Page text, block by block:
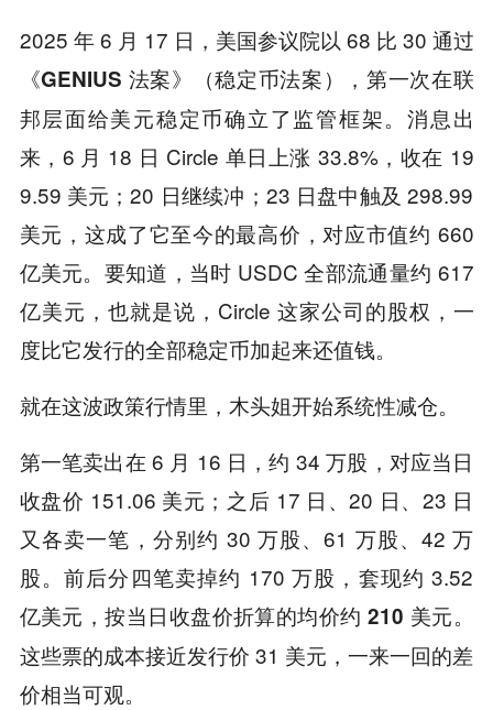
2025 年 6 月 17 日，美国参议院以 68 比 30 通过
《GENIUS 法案》
（稳定币法案），第一次在联
邦层面给美元稳定币确立了监管框架。消息出
来，6 月 18 日 Circle 单日上涨 33.8%，收在 19
9.59 美元；20 日继续冲；23 日盘中触及 298.99
美元，这成了它至今的最高价，对应市值约 660
亿美元。要知道，当时 USDC 全部流通量约 617
亿美元，也就是说，Circle 这家公司的股权，一
度比它发行的全部稳定币加起来还值钱。
就在这波政策行情里，木头姐开始系统性减仓。
第一笔卖出在 6 月 16 日，约 34 万股，对应当日
收盘价 151.06 美元；之后 17 日、20 日、23 日
又各卖一笔，分别约 30 万股、61 万股、42 万
股。前后分四笔卖掉约 170 万股，套现约 3.52
亿美元，按当日收盘价折算的均价约 210 美元。
这些票的成本接近发行价 31 美元，一来一回的差
价相当可观。